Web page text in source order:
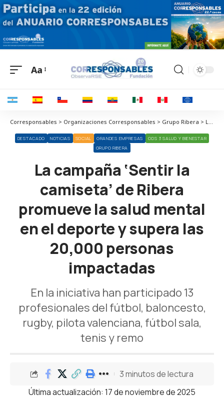
Aa
Corresponsables > Organizaciones Corresponsables > Grupo Ribera > La campaña ‘Sentir la camiseta’ de Ribera promueve la salud mental en el deporte y supera las 20,000 personas impactadas
DESTACADO NOTICIAS SOCIAL GRANDES EMPRESAS
ODS 3 SALUD Y BIENESTAR
GRUPO RIBERA
La campaña ‘Sentir la
camiseta’ de Ribera
promueve la salud mental
en el deporte y supera las
20,000 personas
impactadas
En la iniciativa han participado 13
profesionales del fútbol, baloncesto,
rugby, pilota valenciana, fútbol sala,
tenis y remo
Última actualización: 17 de noviembre de 2025
3 minutos de lectura